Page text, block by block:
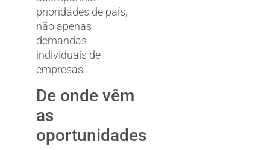
prioridades de país,
não apenas
demandas
individuais de
empresas.
De onde vêm
as
oportunidades